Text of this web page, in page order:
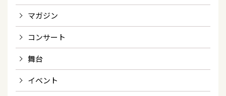
マガジン
コンサート
舞台
イベント